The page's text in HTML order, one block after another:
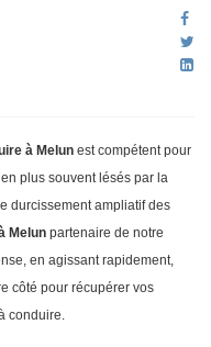
à Melun est compétent pour
plus souvent lésés par la
durcissement ampliatif des
Melun partenaire de notre
en agissant rapidement,
côté pour récupérer vos
conduire.